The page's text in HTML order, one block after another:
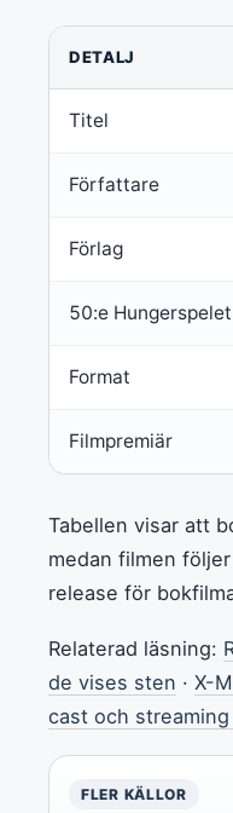
DETALJ
Titel
Författare
Förlag
50:e Hungerspelet
Format
Filmpremiär
Tabellen visar att
medan filmen
release för
Relaterad läsning:
de vises sten · X-
cast och
FLER KÄLLOR